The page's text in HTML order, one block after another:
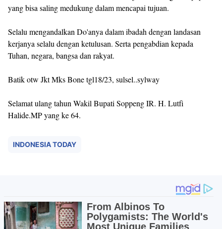
yang bisa saling medukung dalam mencapai tujuan.
Selalu mengandalkan Do'anya dalam ibadah dengan landasan
kerjanya selalu dengan ketulusan. Serta pengabdian kepada
Tuhan, negara, bangsa dan rakyat.
Batik otw Jkt Mks Bone tgl18/23, sulsel..sylway
Selamat ulang tahun Wakil Bupati Soppeng IR. H. Lutfi
Halide.MP yang ke 64.
INDONESIA TODAY